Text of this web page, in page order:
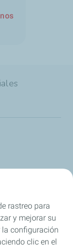
rastreo para
y mejorar su
la configuración
clic en el